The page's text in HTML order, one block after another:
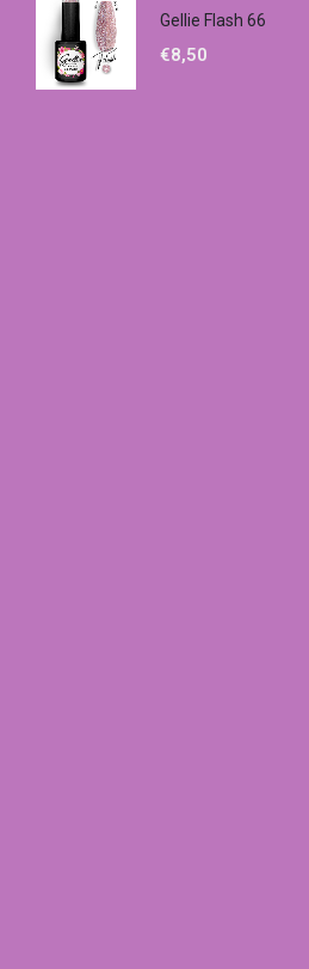
Gellie Flash 66
€8,50